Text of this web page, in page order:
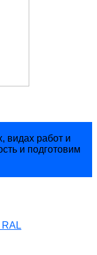
видах работ и
и подготовим